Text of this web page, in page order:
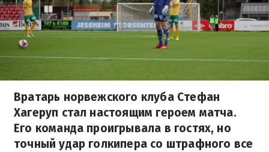
Вратарь норвежского клуба Стефан
Хагеруп стал настоящим героем матча.
Его команда проигрывала в гостях, но
точный удар голкипера со штрафного все